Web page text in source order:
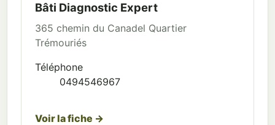
Bâti Diagnostic Expert
365 chemin du Canadel Quartier
Trémouriés
Téléphone
0494546967
Voir la fiche →